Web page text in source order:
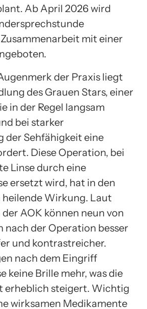
Ab April 2026 wird
mit einer
der Praxis liegt
des Grauen Stars, einer
in der Regel langsam
bei starker
der Sehfähigkeit eine
Diese Operation, bei
Linse durch eine
ersetzt wird, hat in den
heilende Wirkung. Laut
AOK können neun von
nach der Operation besser
und kontrastreicher.
nach dem Eingriff
keine Brille mehr, was die
erheblich steigert. Wichtig
wirksamen Medikamente